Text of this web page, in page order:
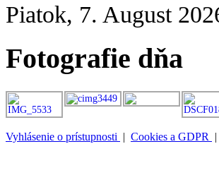
Piatok, 7. August
Fotografie dňa
Vyhlásenie o prístupnosti | Cookies a GDPR |